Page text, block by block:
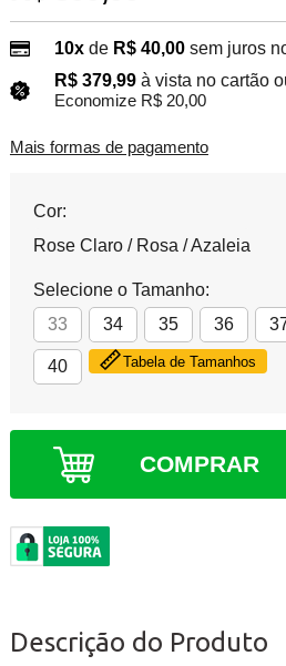
10xde R$ 40,00 sem juros
R$ 379,99 à vista no cartão
Economize R$ 20,00
Mais formas de pagamento
Cor:
Rose Claro / Rosa / Azaleia
Selecione o Tamanho:
33
34 35 36
40 Tabela de Tamanhos
COMPRAR
Descrição do Produto